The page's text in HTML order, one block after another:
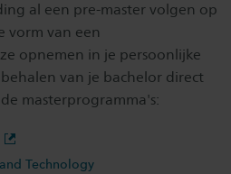
al een pre-master volgen op
vorm van een
opnemen in je persoonlijke
van je bachelor direct
masterprogramma's:
Technology